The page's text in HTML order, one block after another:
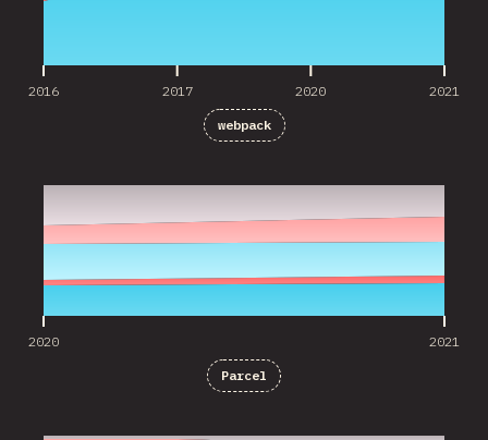
2016 2017 2020 2021
webpack
2020 2021
Parcel